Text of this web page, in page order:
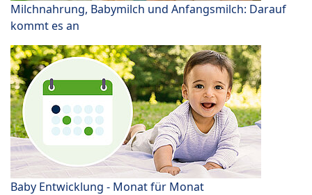
Milchnahrung, Babymilch und Anfangsmilch: Darauf
kommt es an
Baby Entwicklung - Monat für Monat